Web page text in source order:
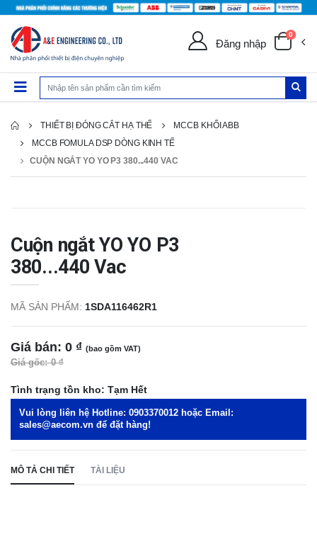
Đăng nhập
0
THIẾT BỊ ĐÓNG CẮT HẠ THẾ
MCCB KHỐI ABB
MCCB FOMULA DSP DÒNG KINH TẾ
CUỘN NGẮT YO YO P3 380...440 VAC
Cuộn ngắt YO YO P3
380...440 Vac
MÃ SẢN PHẨM: 1SDA116462R1
Giá bán: 0 ₫ (bao gồm VAT)
Giá gốc: 0 ₫
Tình trạng tồn kho: Tạm Hết
Vui lòng liên hệ Hotline: 0903370012 hoặc Email:
sales@aecom.vn để đặt hàng!
MÔ TẢ CHI TIẾT TÀI LIỆU